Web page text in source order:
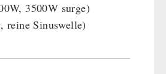
3500W surge)
reine Sinuswelle)